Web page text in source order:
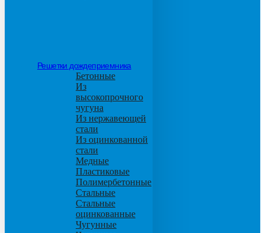
Решетки дождеприемника
Бетонные
Из
высокопрочного
чугуна
Из нержавеющей
стали
Из оцинкованной
стали
Медные
Пластиковые
Полимербетонные
Стальные
Стальные
оцинкованные
Чугунные